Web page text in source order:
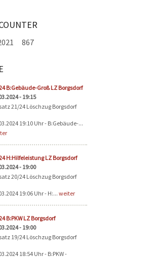
867
B:Gebäude-Groß LZ Borgsdorf
- 19:15
21/24 Löschzug Borgsdorf
19:10 Uhr - B:Gebäude-...
H:Hilfeleistung LZ Borgsdorf
- 19:00
20/24 Löschzug Borgsdorf
19:06 Uhr - H:... weiter
B:PKW LZ Borgsdorf
- 19:00
19/24 Löschzug Borgsdorf
18:54 Uhr - B:PKW -